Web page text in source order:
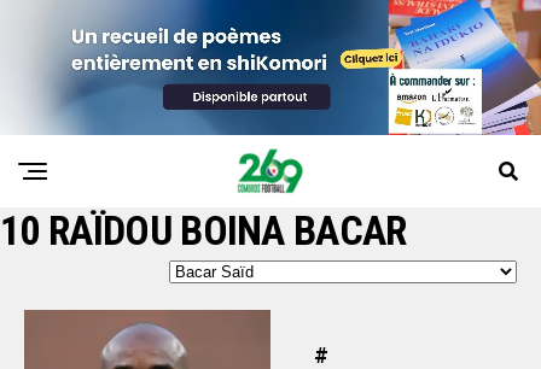
10 RAÏDOU BOINA BACAR
#